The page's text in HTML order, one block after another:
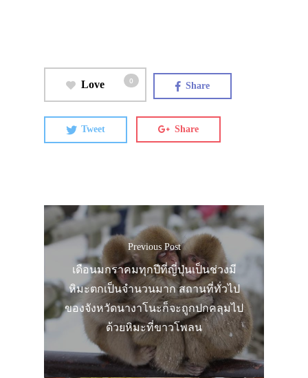
Love 0 Share
Tweet Share
Previous Post
เดือนมกราคมทุกปีที่ญี่ปุ่นเป็นช่วงมี
หิมะตกเป็นจำนวนมาก สถานที่ทั่วไป
ของจังหวัดนางาโนะก็จะถูกปกคลุมไป
ด้วยหิมะที่ขาวโพลน